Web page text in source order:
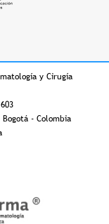
y Cirugía
Bogotá - Colombia